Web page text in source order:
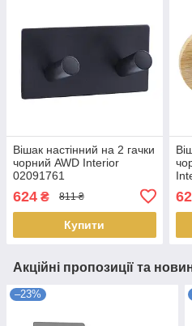
Вішак настінний на 2 гачки
чорний AWD Interior
02091761
624 ₴ 811 ₴
Купити
Акційні пропозиції та
–23%